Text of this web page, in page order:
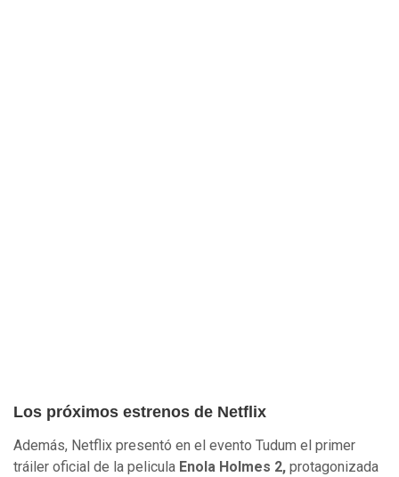
Los próximos estrenos de Netflix
Además, Netflix presentó en el evento Tudum el primer
tráiler oficial de la pelicula Enola Holmes 2, protagonizada